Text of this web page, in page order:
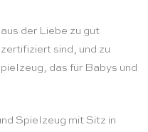
der Liebe zu gut
sind, und zu
das für Babys und
Spielzeug mit Sitz in